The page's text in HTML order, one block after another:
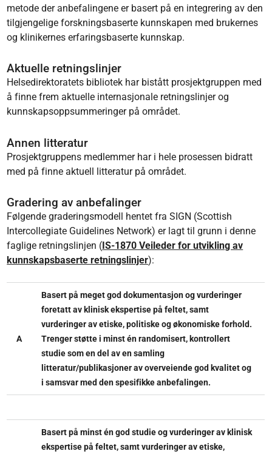
metode der anbefalingene er basert på en integrering av den
tilgjengelige forskningsbaserte kunnskapen med brukernes
og klinikernes erfaringsbaserte kunnskap.
Aktuelle retningslinjer
Helsedirektoratets bibliotek har bistått prosjektgruppen med
å finne frem aktuelle internasjonale retningslinjer og
kunnskapsoppsummeringer på området.
Annen litteratur
Prosjektgruppens medlemmer har i hele prosessen bidratt
med på finne aktuell litteratur på området.
Gradering av anbefalinger
Følgende graderingsmodell hentet fra SIGN (Scottish
Intercollegiate Guidelines Network) er lagt til grunn i denne
faglige retningslinjen (IS-1870 Veileder for utvikling av
kunnskapsbaserte retningslinjer):
A
Basert på meget god dokumentasjon og vurderinger
foretatt av klinisk ekspertise på feltet, samt
vurderinger av etiske, politiske og økonomiske forhold.
Trenger støtte i minst én randomisert, kontrollert
studie som en del av en samling
litteratur/publikasjoner av overveiende god kvalitet og
i samsvar med den spesifikke anbefalingen.
Basert på minst én god studie og vurderinger av klinisk
ekspertise på feltet, samt vurderinger av etiske,